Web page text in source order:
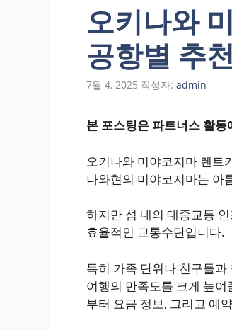
오키나와
공항별 추
7월 4, 2025 작성자: admin
본 포스팅은 파트너스 활
오키나와 미야코지마 렌트
나와현의 미야코지마는 아
하지만 섬 내의 대중교통
효율적인 교통수단입니다.
특히 가족 단위나 친구들
여행의 만족도를 크게 높
부터 요금 정보, 그리고 예